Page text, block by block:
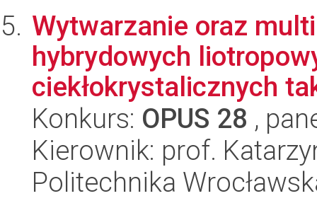
Wytwarzanie oraz
hybrydowych
ciekłokrystalicznych
Konkurs: OPUS 28 ,
Kierownik: prof.
Politechnika